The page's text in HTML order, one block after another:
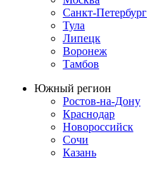
Санкт-Петербург
Тула
Липецк
Воронеж
Тамбов
Южный регион
Ростов-на-Дону
Краснодар
Новороссийск
Сочи
Казань